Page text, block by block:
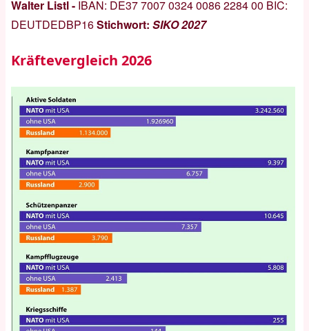
Walter Listl - IBAN: DE37 7007 0324 0086 2284 00 BIC:
DEUTDEDBP16Stichwort: SIKO 2027
Kräftevergleich 2026